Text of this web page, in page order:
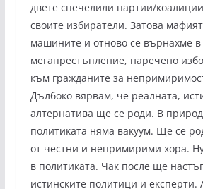
двете спечелили партии/
своите избиратели. Затова
машините и отново се върнахме
мегапрестъпление, наречено
към гражданите за
Дълбоко вярвам, че реалната,
алтернатива ще се роди. В
политиката няма вакуум. Ще се
от честни и непримирими хора.
в политиката. Чак после ще
истинските политици и експерти.